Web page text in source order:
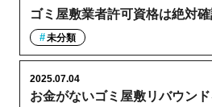
ゴミ屋敷業者許可資格は絶対
未分類
お金がないゴミ屋敷リバウン
2025.07.04